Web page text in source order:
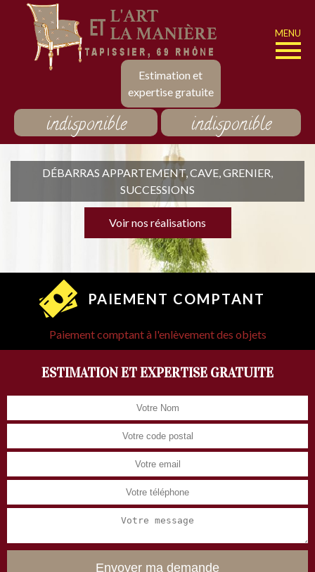
Estimation et
expertise gratuite
MENU
indisponible indisponible
DÉBARRAS APPARTEMENT, CAVE, GRENIER,
SUCCESSIONS
Voir nos réalisations
PAIEMENT COMPTANT
Paiement comptant à l'enlèvement des objets
ESTIMATION ET EXPERTISE GRATUITE